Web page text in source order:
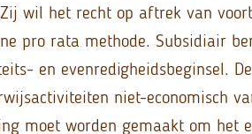
wil het recht op aftrek van
pro rata methode. Subsidiair
en evenredigheidsbeginsel.
niet-economisch
moet worden gemaakt om het